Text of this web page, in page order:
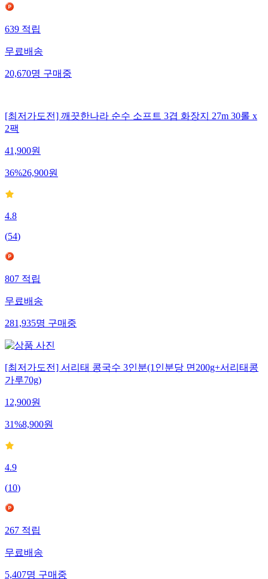
639적립
무료배송
20,670명구매중
[최저가도전] 깨끗한나라 순수 소프트 3겹 화장지 27m 30롤 x
2팩
41,900원
36%26,900원
4.8
(54)
807적립
무료배송
281,935명구매중
[최저가도전] 서리태 콩국수 3인분(1인분당 면200g+서리태콩
가루70g)
12,900원
31%8,900원
4.9
(10)
267적립
무료배송